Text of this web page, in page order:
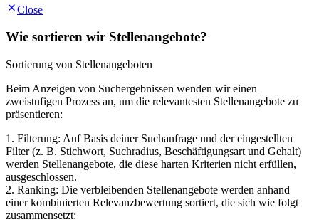
Close
Wie sortieren wir Stellenangebote?
Sortierung von Stellenangeboten
Beim Anzeigen von Suchergebnissen wenden wir einen
zweistufigen Prozess an, um die relevantesten Stellenangebote zu
präsentieren:
1. Filterung: Auf Basis deiner Suchanfrage und der eingestellten
Filter (z. B. Stichwort, Suchradius, Beschäftigungsart und Gehalt)
werden Stellenangebote, die diese harten Kriterien nicht erfüllen,
ausgeschlossen.
2. Ranking: Die verbleibenden Stellenangebote werden anhand
einer kombinierten Relevanzbewertung sortiert, die sich wie folgt
zusammensetzt: